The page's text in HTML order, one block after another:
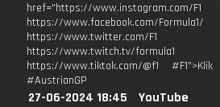
href="https://www.instagram.com/F1
https://www.facebook.com/Formula1/
https://www.twitter.com/F1
https://www.twitch.tv/formula1
https://www.tiktok.com/@f1
#AustrianGP
27-06-2024 18:45
YouTube